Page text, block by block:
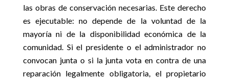
las obras de conservación necesarias. Este derecho
es ejecutable: no depende de la voluntad de la
mayoría ni de la disponibilidad económica de la
comunidad. Si el presidente o el administrador no
convocan junta o si la junta vota en contra de una
reparación legalmente obligatoria, el propietario